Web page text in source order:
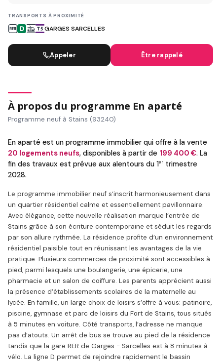
TRANSPORTS À PROXIMITÉ
GARGES SARCELLES
Appeler Être rappelé
À propos du programme En aparté
Programme neuf à Stains (93240)
En aparté est un programme immobilier qui offre à la vente
20 logements neufs, disponibles à partir de 199 400 €. La
fin des travaux est prévue aux alentours du 1er trimestre
2028.
Le programme immobilier neuf s’inscrit harmonieusement dans
un quartier résidentiel calme et essentiellement pavillonnaire.
Avec élégance, cette nouvelle réalisation marque l’entrée de
Stains grâce à son écriture contemporaine et séduit les regards
par son allure rythmée. La résidence profite d’un environnement
résidentiel paisible tout en réunissant les avantages de la vie
pratique. Plusieurs commerces de proximité sont accessibles à
pied, parmi lesquels une boulangerie, une épicerie, une
pharmacie et un salon de coiffure. Les parents apprécient aussi
la présence d’établissements scolaires de la maternelle au
lycée. En famille, un large choix de loisirs s’offre à vous: patinoire,
piscine, gymnase et parc de loisirs du Fort de Stains, tous situés
à 5 minutes en voiture. Côté transports, l’adresse ne manque
pas d’atouts. Un arrêt de bus se trouve au pied de la résidence
tandis que la gare RER de Garges - Sarcelles est à 8 minutes à
vélo. La ligne D permet de rejoindre rapidement le bassin